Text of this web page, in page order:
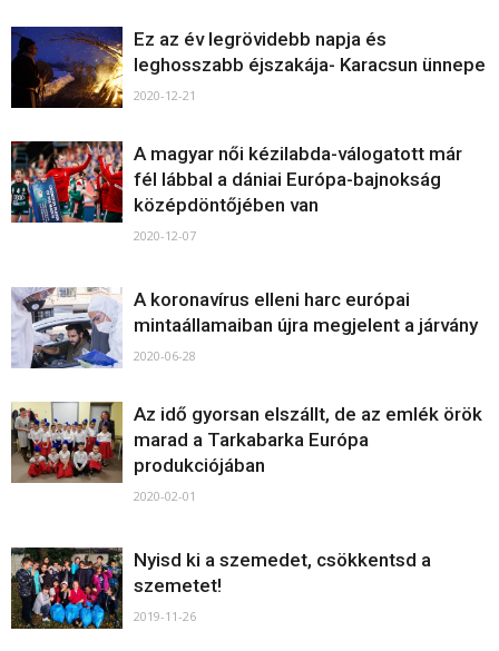
Ez az év legrövidebb napja és
leghosszabb éjszakája- Karacsun ünnepe
2020-12-21
A magyar női kézilabda-válogatott már
fél lábbal a dániai Európa-bajnokság
középdöntőjében van
2020-12-07
A koronavírus elleni harc európai
mintaállamaiban újra megjelent a járvány
2020-06-28
Az idő gyorsan elszállt, de az emlék örök
marad a Tarkabarka Európa
produkciójában
2020-02-01
Nyisd ki a szemedet, csökkentsd a
szemetet!
2019-11-26